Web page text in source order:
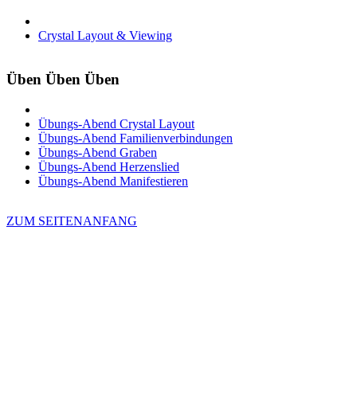
Crystal Layout & Viewing
Üben Üben Üben
Übungs-Abend Crystal Layout
Übungs-Abend Familienverbindungen
Übungs-Abend Graben
Übungs-Abend Herzenslied
Übungs-Abend Manifestieren
ZUM SEITENANFANG